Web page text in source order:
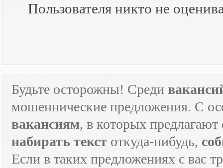
Пользователя никто не
Будьте осторожны! Среди
мошеннические предложения. С
вакансиям, в которых предлагают
набирать текст откуда-нибудь,
Если в таких предложениях с вас